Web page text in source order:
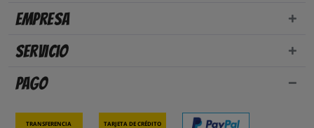
Empresa
Servicio
Pago
Transferencia Tarjeta de crédito